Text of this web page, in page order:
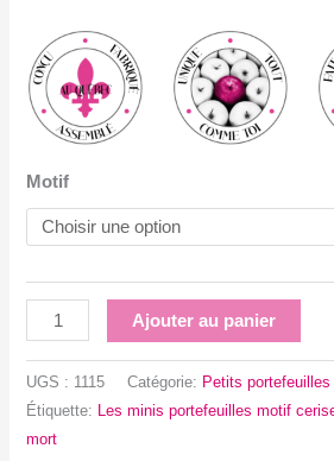
Motif
quantité
de
minis
Ajouter au panier
UGS : 1115 Catégorie: Petits portefeuilles
Étiquette: Les minis portefeuilles motif
mort